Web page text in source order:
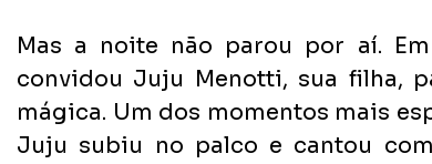
Mas a noite não parou por aí.
convidou Juju Menotti, sua filha,
mágica. Um dos momentos mais
Juju subiu no palco e cantou